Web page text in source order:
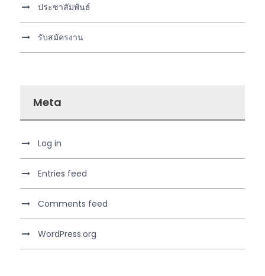
ประชาสัมพันธ์
รับสมัครงาน
Meta
Log in
Entries feed
Comments feed
WordPress.org